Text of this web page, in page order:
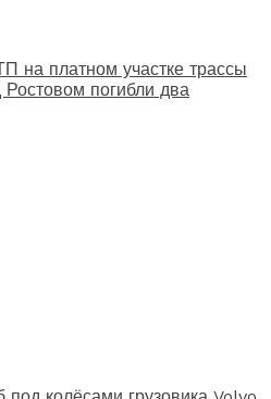
на платном участке трассы
погибли два